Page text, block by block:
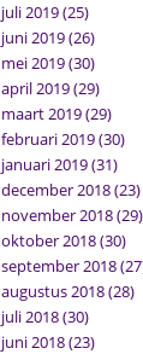
juli 2019(25)
juni 2019(26)
mei 2019(30)
april 2019(29)
maart 2019(29)
februari 2019(30)
januari 2019(31)
december 2018(23)
november 2018(29)
oktober 2018(30)
september 2018
augustus 2018(28)
juli 2018(30)
juni 2018(23)